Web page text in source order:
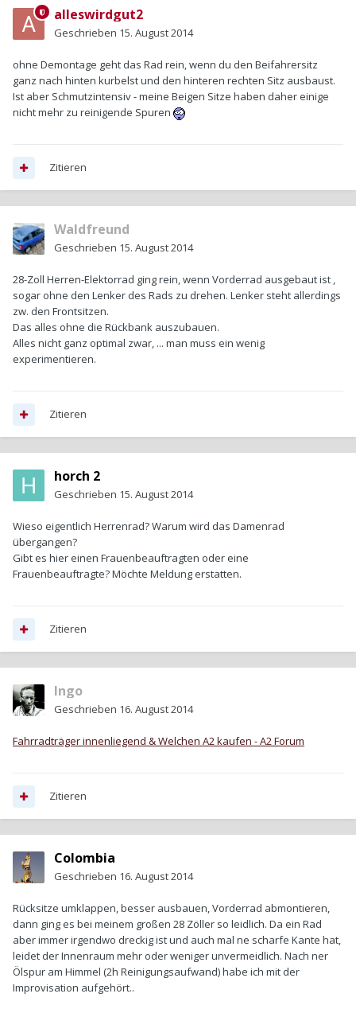
alleswirdgut2
Geschrieben 15. August 2014
ohne Demontage geht das Rad rein, wenn du den Beifahrersitz
ganz nach hinten kurbelst und den hinteren rechten Sitz ausbaust.
Ist aber Schmutzintensiv - meine Beigen Sitze haben daher einige
nicht mehr zu reinigende Spuren
Zitieren
Waldfreund
Geschrieben 15. August 2014
28-Zoll Herren-Elektorrad ging rein, wenn Vorderrad ausgebaut ist ,
sogar ohne den Lenker des Rads zu drehen. Lenker steht allerdings
zw. den Frontsitzen.
Das alles ohne die Rückbank auszubauen.
Alles nicht ganz optimal zwar, ... man muss ein wenig
experimentieren.
Zitieren
horch 2
Geschrieben 15. August 2014
Wieso eigentlich Herrenrad? Warum wird das Damenrad
übergangen?
Gibt es hier einen Frauenbeauftragten oder eine
Frauenbeauftragte? Möchte Meldung erstatten.
Zitieren
Ingo
Geschrieben 16. August 2014
Fahrradträger innenliegend & Welchen A2 kaufen - A2 Forum
Zitieren
Colombia
Geschrieben 16. August 2014
Rücksitze umklappen, besser ausbauen, Vorderrad abmontieren,
dann ging es bei meinem großen 28 Zöller so leidlich. Da ein Rad
aber immer irgendwo dreckig ist und auch mal ne scharfe Kante hat,
leidet der Innenraum mehr oder weniger unvermeidlich. Nach ner
Ölspur am Himmel (2h Reinigungsaufwand) habe ich mit der
Improvisation aufgehört..